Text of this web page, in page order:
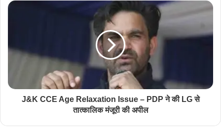
J&K CCE Age Relaxation Issue – PDP ने की LG से
तात्कालिक मंजूरी की अपील